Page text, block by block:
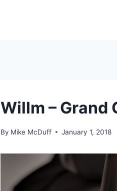
Willm – Grand
By Mike McDuff January 1, 2018